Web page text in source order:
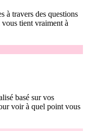
à travers des questions
tient vraiment à
basé sur vos
voir à quel point vous